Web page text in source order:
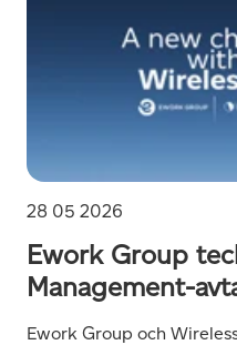
28 05 2026
Ework Group
Management-
Ework Group och